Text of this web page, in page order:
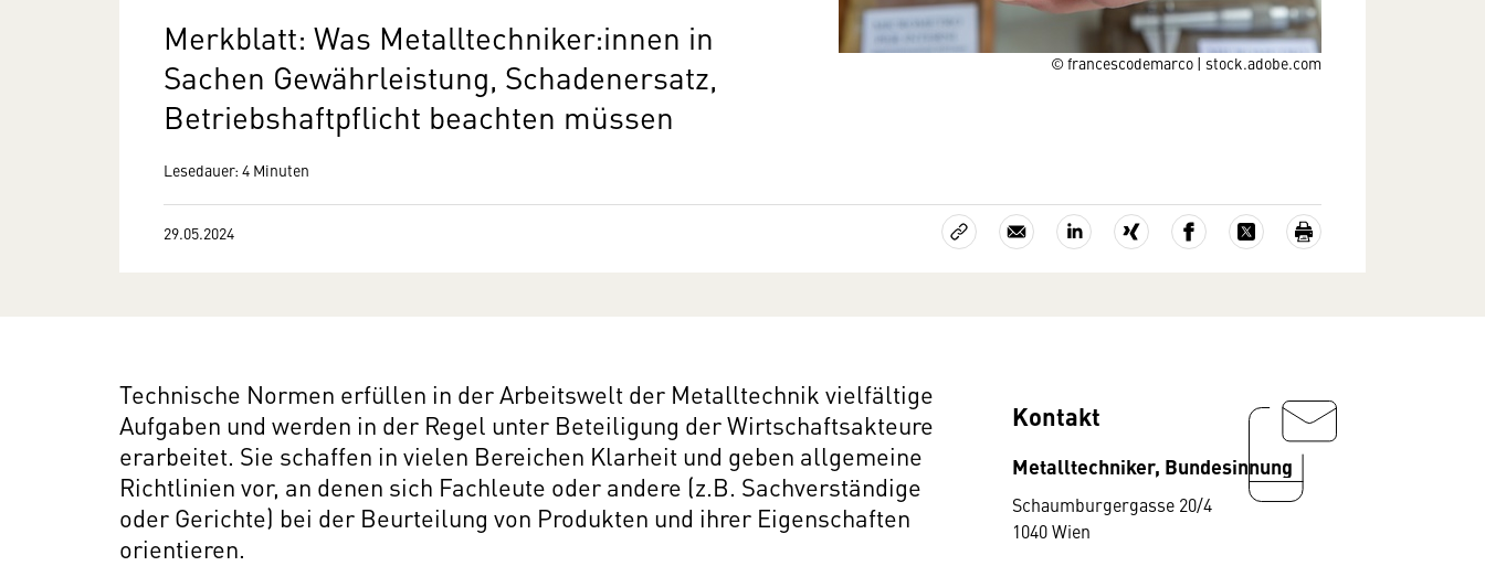
© francescodemarco | stock.adobe.com
Merkblatt: Was Metalltechniker:innen in
Sachen Gewährleistung, Schadenersatz,
Betriebshaftpflicht beachten müssen
Lesedauer: 4 Minuten
29.05.2024
Technische Normen erfüllen in der Arbeitswelt der Metalltechnik vielfältige
Aufgaben und werden in der Regel unter Beteiligung der Wirtschaftsakteure
erarbeitet. Sie schaffen in vielen Bereichen Klarheit und geben allgemeine
Richtlinien vor, an denen sich Fachleute oder andere (z.B. Sachverständige
oder Gerichte) bei der Beurteilung von Produkten und ihrer Eigenschaften
orientieren.
Kontakt
Metalltechniker, Bundesinnung
Schaumburgergasse 20/4
1040 Wien